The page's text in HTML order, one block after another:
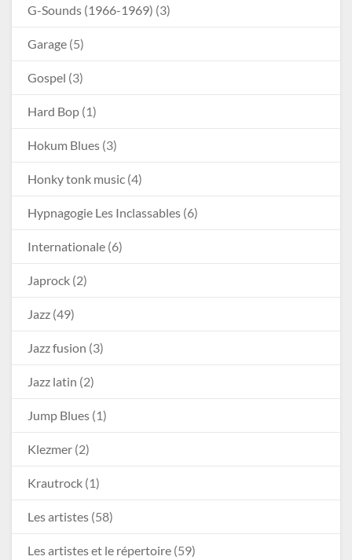
G-Sounds (1966-1969) (3)
Garage (5)
Gospel (3)
Hard Bop (1)
Hokum Blues (3)
Honky tonk music (4)
Hypnagogie Les Inclassables (6)
Internationale (6)
Japrock (2)
Jazz (49)
Jazz fusion (3)
Jazz latin (2)
Jump Blues (1)
Klezmer (2)
Krautrock (1)
Les artistes (58)
Les artistes et le répertoire (59)